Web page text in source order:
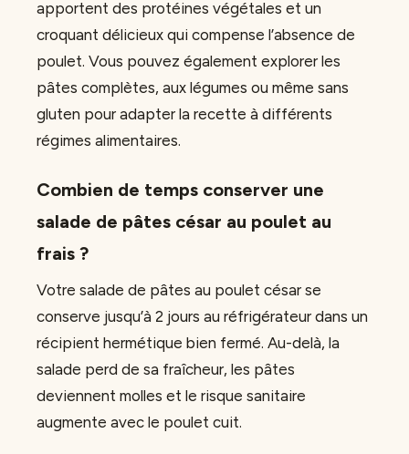
apportent des protéines végétales et un
croquant délicieux qui compense l’absence de
poulet. Vous pouvez également explorer les
pâtes complètes, aux légumes ou même sans
gluten pour adapter la recette à différents
régimes alimentaires.
Combien de temps conserver une
salade de pâtes césar au poulet au
frais ?
Votre salade de pâtes au poulet césar se
conserve jusqu’à 2 jours au réfrigérateur dans un
récipient hermétique bien fermé. Au-delà, la
salade perd de sa fraîcheur, les pâtes
deviennent molles et le risque sanitaire
augmente avec le poulet cuit.